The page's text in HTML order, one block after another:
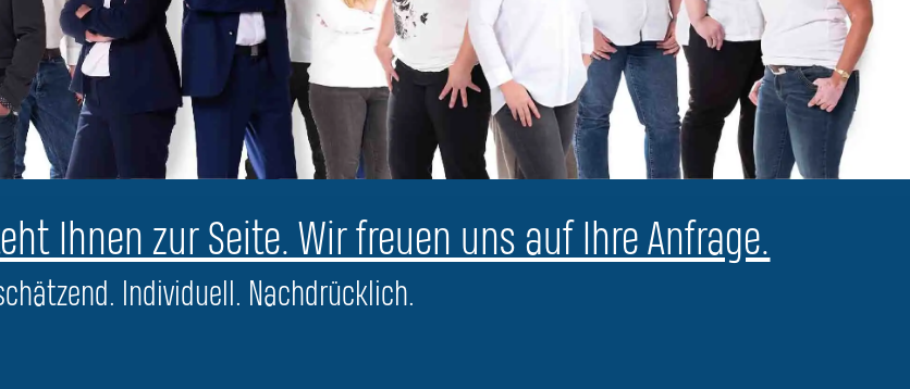
Ihnen zur Seite. Wir freuen uns auf Ihre Anfrage.
Individuell. Nachdrücklich.